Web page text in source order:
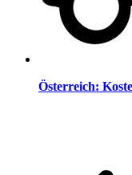
Österreich: